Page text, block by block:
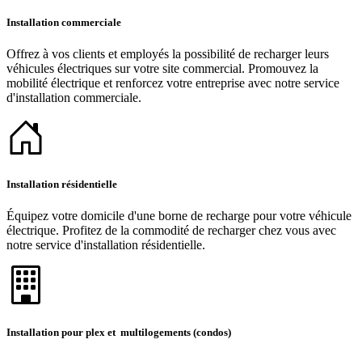
Installation commerciale
Offrez à vos clients et employés la possibilité de recharger leurs
véhicules électriques sur votre site commercial. Promouvez la
mobilité électrique et renforcez votre entreprise avec notre service
d'installation commerciale.
Installation résidentielle
Équipez votre domicile d'une borne de recharge pour votre véhicule
électrique. Profitez de la commodité de recharger chez vous avec
notre service d'installation résidentielle.
Installation pour plex et multilogements (condos)